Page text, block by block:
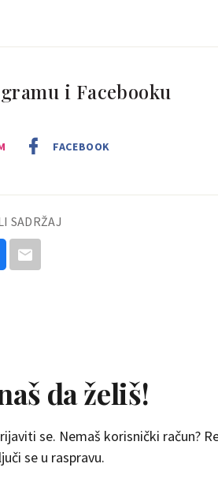
i Facebooku
FACEBOOK
SADRŽAJ
da želiš!
se. Nemaš korisnički račun?
se u raspravu.